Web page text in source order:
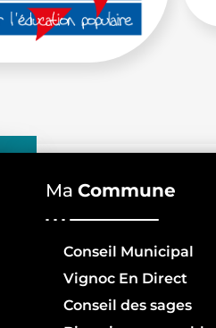
Ma Commune
Conseil Municipal
Vignoc En Direct
Conseil des sages